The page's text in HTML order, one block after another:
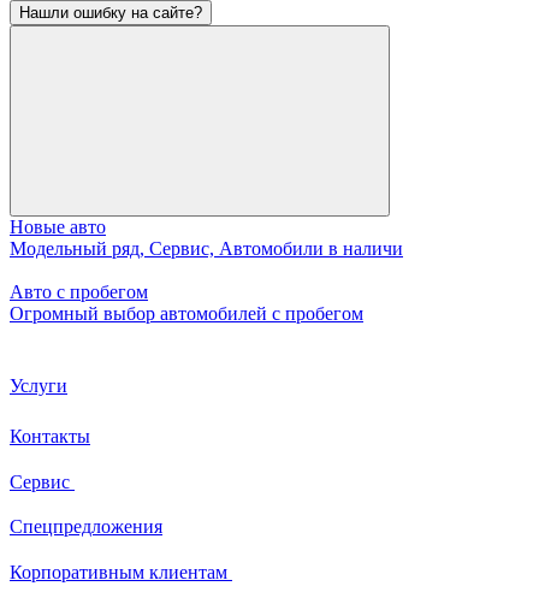
Нашли ошибку на сайте?
Новые авто
Модельный ряд, Сервис, Автомобили в наличи
Авто с пробегом
Огромный выбор автомобилей с пробегом
Услуги
Контакты
Сервис
Спецпредложения
Корпоративным клиентам